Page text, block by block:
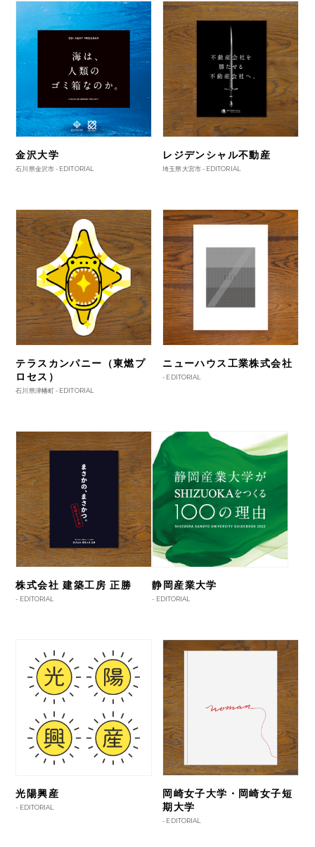
金沢大学
石川県金沢市 - EDITORIAL
レジデンシャル不動産
埼玉県大宮市 - EDITORIAL
テラスカンパニー（東燃プ
ロセス）
石川県津幡町 - EDITORIAL
ニューハウス工業株式会社
- EDITORIAL
株式会社 建築工房 正勝
- EDITORIAL
静岡産業大学
- EDITORIAL
光陽興産
- EDITORIAL
岡崎女子大学・岡崎女子短
期大学
- EDITORIAL